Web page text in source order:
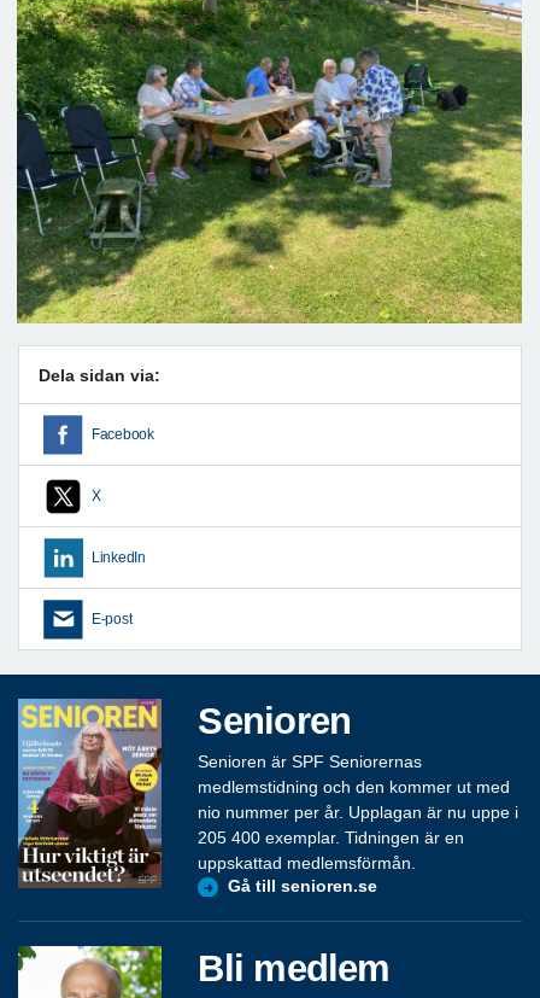
Dela sidan via:
Facebook
X
LinkedIn
E-post
Senioren
Senioren är SPF Seniorernas
medlemstidning och den kommer ut med
nio nummer per år. Upplagan är nu uppe i
205 400 exemplar. Tidningen är en
uppskattad medlemsförmån.
Gå till senioren.se
Bli medlem